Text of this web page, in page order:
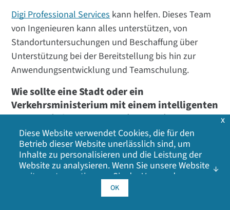
Digi Professional Serviceskann helfen. Dieses Team
von Ingenieuren kann alles unterstützen, von
Standortuntersuchungen und Beschaffung über
Unterstützung bei der Bereitstellung bis hin zur
Anwendungsentwicklung und Teamschulung.
Wie sollte eine Stadt oder ein
Verkehrsministerium mit einem intelligenten
Verkehrsinfrastrukturprojekt beginnen?
Hier sind einige wichtige Schritte zur Planung eines
intelligenten Verkehrsmanagementsystems.
Beginnen Sie mit einem Pilotgebiet oder -
korridor, um die Leistung und die Messwerte zu
Diese Website verwendet Cookies, die für den
Betrieb dieser Website unerlässlich sind, um
Inhalte zu personalisieren und die Leistung der
Website zu analysieren. Wenn Sie unsere Website
weiter nutzen, stimmen Sie der Verwendung
unserer Cookies zu. Klicken Sie auf OK, um Ihr
Einverständnis mit unsererCookie-Richtlinie
OK
x